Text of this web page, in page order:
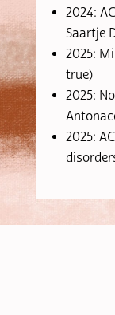
2024:
Saartje
2025:
true)
2025:
2025: